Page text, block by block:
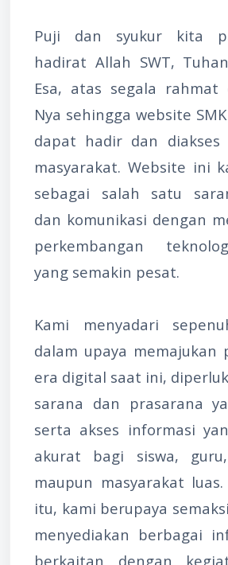
Puji dan syukur kita
hadirat Allah SWT,
Esa, atas segala rahmat
Nya sehingga website
dapat hadir dan diakses
masyarakat. Website ini
sebagai salah satu
dan komunikasi dengan
perkembangan
yang semakin pesat.
Kami menyadari
dalam upaya memajukan
era digital saat ini,
sarana dan prasarana
serta akses informasi
akurat bagi siswa,
maupun masyarakat
itu, kami berupaya
menyediakan berbagai
berkaitan dengan